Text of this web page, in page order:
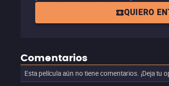
QUIERO
Comentarios
Esta película aún no tiene comentarios. ¡Deja tu